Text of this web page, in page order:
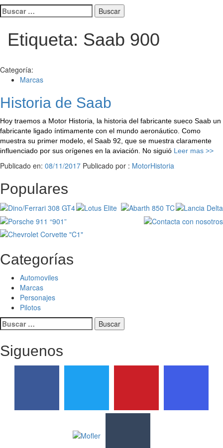
Buscar:
Etiqueta: Saab 900
Categoría:
Marcas
Historia de Saab
Hoy traemos a Motor Historia, la historia del fabricante sueco Saab un
fabricante ligado íntimamente con el mundo aeronáutico. Como
muestra su primer modelo, el Saab 92, que se muestra claramente
influenciado por sus orígenes en la aviación. No siguió Leer mas >>
Publicado en: 08/11/2017 Publicado por : MotorHistoria
Populares
Categorías
Automoviles
Marcas
Personajes
Pilotos
Buscar:
Siguenos